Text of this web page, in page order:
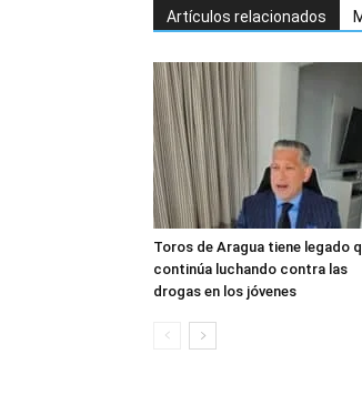
Artículos relacionados
Toros de Aragua tiene legado
continúa luchando contra las
drogas en los jóvenes